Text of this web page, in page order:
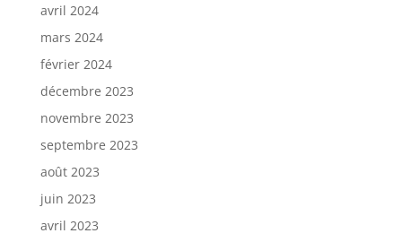
avril 2024
mars 2024
février 2024
décembre 2023
novembre 2023
septembre 2023
août 2023
juin 2023
avril 2023